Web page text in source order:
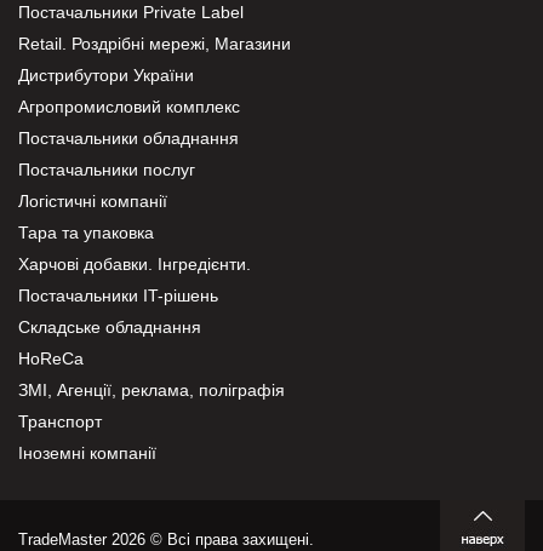
Постачальники Private Label
Retail. Роздрібні мережі, Магазини
Дистрибутори України
Агропромисловий комплекс
Постачальники обладнання
Постачальники послуг
Логістичні компанії
Тара та упаковка
Харчові добавки. Інгредієнти.
Постачальники IT-рішень
Складське обладнання
HoReCa
ЗМІ, Агенції, реклама, поліграфія
Транспорт
Іноземні компанії
TradeMaster 2026 © Всі права захищені.